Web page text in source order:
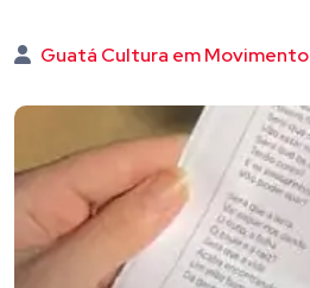
Guatá Cultura em Movimento